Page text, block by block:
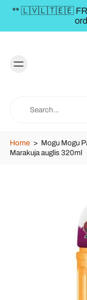
** 🇱🇻🇱🇹🇪🇪
Home > Mogu Mogu
Marakuja auglis 320ml